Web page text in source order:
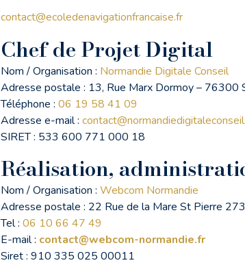
contact@ecoledenavigationfrancaise.fr
Chef de Projet Digital
Nom / Organisation : Normandie Digitale Conseil
Adresse postale : 13, Rue Marx Dormoy –
Téléphone : 06 19 58 41 09
Adresse e-mail :
SIRET : 533 600 771 000 18
Réalisation,
Nom / Organisation : Webcom Normandie
Adresse postale : 22 Rue de la Mare St Pierre
Tel : 06 10 66 47 49
E-mail : contact@webcom-normandie.fr
Siret : 910 335 025 00011